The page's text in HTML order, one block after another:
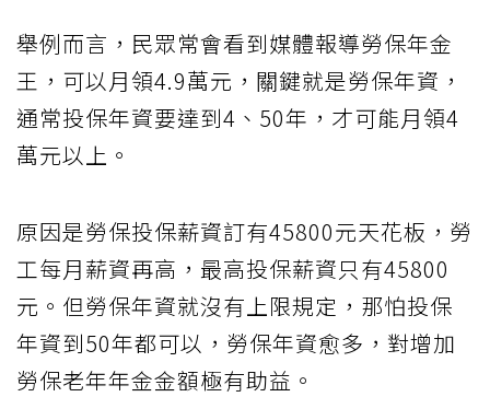
舉例而言，民眾常會看到媒體報導勞保年金
王，可以月領4.9萬元，關鍵就是勞保年資，
通常投保年資要達到4、50年，才可能月領4
萬元以上。
原因是勞保投保薪資訂有45800元天花板，勞
工每月薪資再高，最高投保薪資只有45800
元。但勞保年資就沒有上限規定，那怕投保
年資到50年都可以，勞保年資愈多，對增加
勞保老年年金金額極有助益。